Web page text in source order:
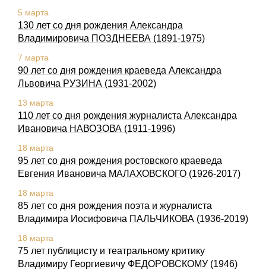
5 марта
130 лет со дня рождения Александра
Владимировича ПОЗДНЕЕВА (1891-1975)
7 марта
90 лет со дня рождения краеведа Александра
Львовича РУЗИНА (1931-2002)
13 марта
110 лет со дня рождения журналиста Александра
Ивановича НАВОЗОВА (1911-1996)
18 марта
95 лет со дня рождения ростовского краеведа
Евгения Ивановича МАЛАХОВСКОГО (1926-2017)
18 марта
85 лет со дня рождения поэта и журналиста
Владимира Иосифовича ПАЛЬЧИКОВА (1936-2019)
18 марта
75 лет публицисту и театральному критику
Владимиру Георгиевичу ФЕДОРОВСКОМУ (1946)